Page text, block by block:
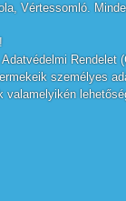
Vértessomló.
személyes